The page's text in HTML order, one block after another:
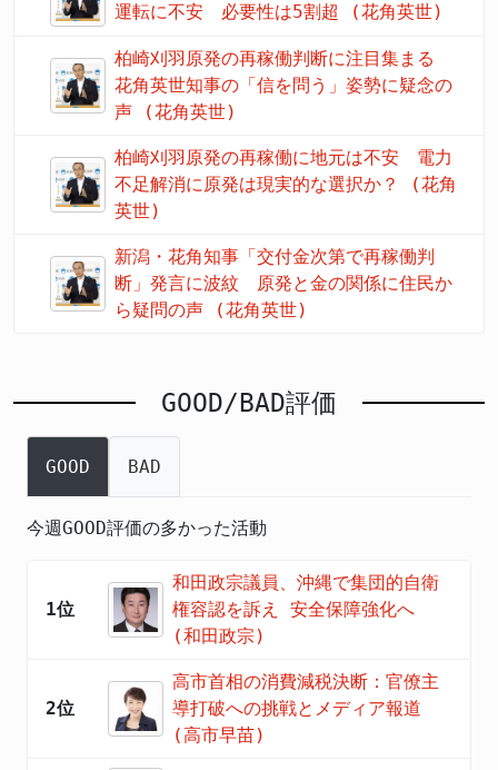
運転に不安 必要性は5割超 (花角英世)
柏崎刈羽原発の再稼働判断に注目集まる
花角英世知事の「信を問う」姿勢に疑念の
声 (花角英世)
柏崎刈羽原発の再稼働に地元は不安 電力
不足解消に原発は現実的な選択か？ (花角
英世)
新潟・花角知事「交付金次第で再稼働判
断」発言に波紋 原発と金の関係に住民か
ら疑問の声 (花角英世)
GOOD/BAD評価
GOOD BAD
今週GOOD評価の多かった活動
1位
和田政宗議員、沖縄で集団的自衛
権容認を訴え 安全保障強化へ
(和田政宗)
2位
高市首相の消費減税決断：官僚主
導打破への挑戦とメディア報道
(高市早苗)